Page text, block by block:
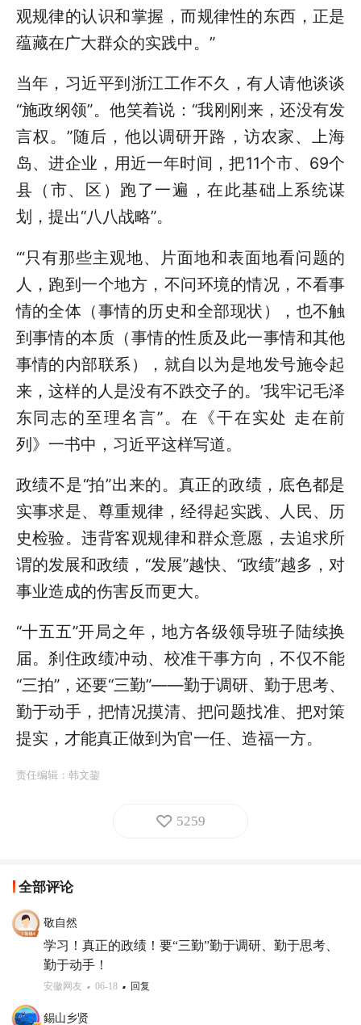
观规律的认识和掌握，而规律性的东西，正是
蕴藏在广大群众的实践中。”
当年，习近平到浙江工作不久，有人请他谈谈
“施政纲领”。他笑着说：“我刚刚来，还没有发
言权。”随后，他以调研开路，访农家、上海
岛、进企业，用近一年时间，把11个市、69个
县（市、区）跑了一遍，在此基础上系统谋
划，提出“八八战略”。
“‘只有那些主观地、片面地和表面地看问题的
人，跑到一个地方，不问环境的情况，不看事
情的全体（事情的历史和全部现状），也不触
到事情的本质（事情的性质及此一事情和其他
事情的内部联系），就自以为是地发号施令起
来，这样的人是没有不跌交子的。’我牢记毛泽
东同志的至理名言”。在《干在实处 走在前
列》一书中，习近平这样写道。
政绩不是“拍”出来的。真正的政绩，底色都是
实事求是、尊重规律，经得起实践、人民、历
史检验。违背客观规律和群众意愿，去追求所
谓的发展和政绩，“发展”越快、“政绩”越多，对
事业造成的伤害反而更大。
“十五五”开局之年，地方各级领导班子陆续换
届。刹住政绩冲动、校准干事方向，不仅不能
“三拍”，还要“三勤”——勤于调研、勤于思考、
勤于动手，把情况摸清、把问题找准、把对策
提实，才能真正做到为官一任、造福一方。
责任编辑： 韩文鋆
5259
全部评论
敬自然
学习！真正的政绩！要“三勤”勤于调研、勤于思考、
勤于动手！
安徽网友 06-18 回复
錫山乡贤